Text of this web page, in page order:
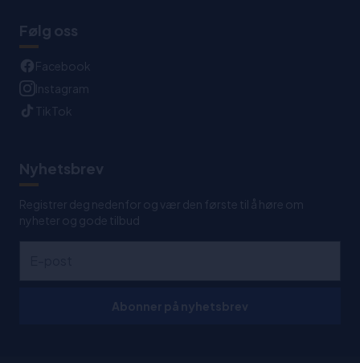
Følg oss
Facebook
Instagram
TikTok
Nyhetsbrev
Registrer deg nedenfor og vær den første til å høre om
nyheter og gode tilbud